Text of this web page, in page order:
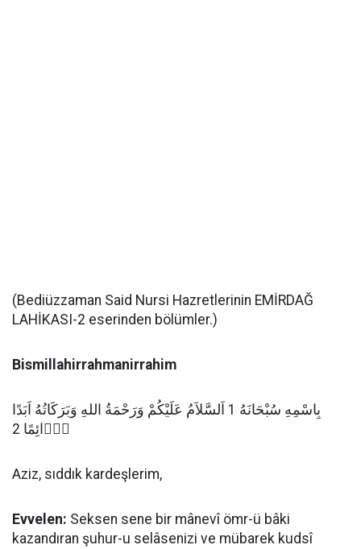
(Bediüzzaman Said Nursi Hazretlerinin EMİRDAĞ
LAHİKASI-2 eserinden bölümler.)
Bismillahirrahmanirrahim
بِاسْمِهِ سُبْحَانَهُ 1 اَلسَّلاَمُ عَلَيْكُمْ وَرَحْمَةُ اللهِ وَبَرَكَاتُهُ اَبَدًا
دَۤائِمًا 2
Aziz, sıddık kardeşlerim,
Evvelen: Seksen sene bir mânevî ömr-ü bâki
kazandıran şuhur-u selâsenizi ve mübarek kudsî